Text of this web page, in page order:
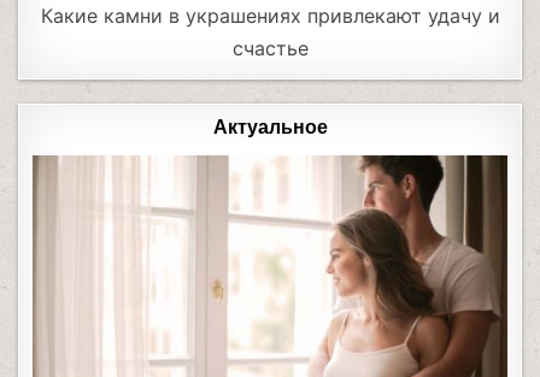
Какие камни в украшениях привлекают удачу и
счастье
Актуальное